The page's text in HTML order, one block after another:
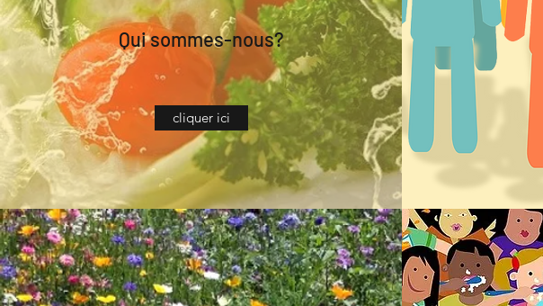
Qui sommes-nous?
cliquer ici